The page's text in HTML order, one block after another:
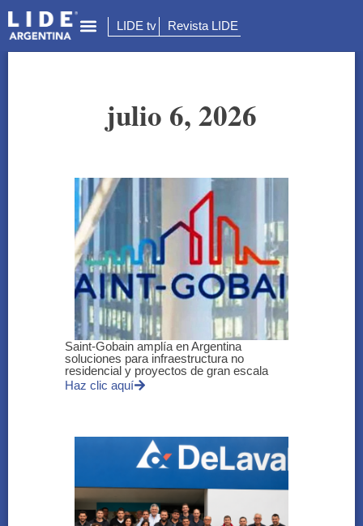
LIDE tv Revista LIDE
julio 6, 2026
Saint-Gobain amplía en Argentina
soluciones para infraestructura no
residencial y proyectos de gran escala
Haz clic aquí